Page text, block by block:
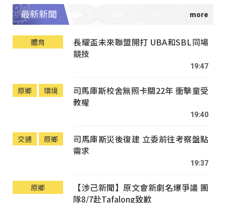
最新新聞
體育
長耀盃未來聯盟開打 UBA和SBL同場
競技
19:47
原鄉 環境
司馬庫斯校舍無照卡關22年 衝擊童受
教權
19:40
交通 原鄉
司馬庫斯災後復建 立委前往考察盤點
需求
19:37
原鄉
【涉己新聞】原文會新劇名爆爭議 團
隊8/7赴Tafalong致歉